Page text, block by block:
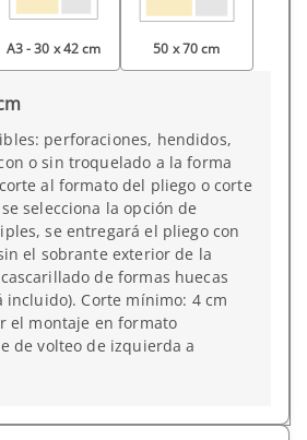
A3 - 30 x 42 cm 50 x 70 cm
perforaciones, hendidos,
o sin troquelado a la forma
al formato del pliego o corte
selecciona la opción de
se entregará el pliego con
el sobrante exterior de la
de formas huecas
incluido). Corte mínimo: 4 cm
el montaje en formato
de volteo de izquierda a